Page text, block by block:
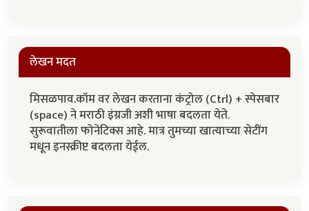
लेखन मदत
मिसळपाव.कॉम वर लेखन करताना कंट्रोल (Ctrl) + स्पेसबार
(space) ने मराठी इंग्रजी अशी भाषा बदलता येते.
सुरूवातीला फोनेटिक्स आहे. मात्र तुमच्या खात्याच्या सेटींग
मधून इनस्क्रीप्ट बदलता येईल.